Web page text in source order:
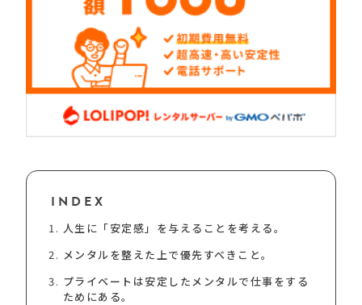
INDEX
人生に「安定感」を与えることを考える。
メンタルを整えた上で優先すべきこと。
プライベートは安定したメンタルで仕事をする
ためにある。